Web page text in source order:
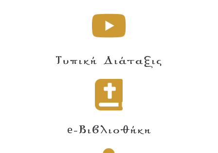
Τυπική Διάταξις
e-Βιβλιοθήκη